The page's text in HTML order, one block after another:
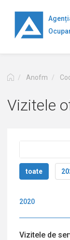
основному
содержанию
Anofm
Vizitele
toate
2020
Vizitele de